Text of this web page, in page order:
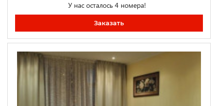
У нас осталось 4 номера!
Заказать